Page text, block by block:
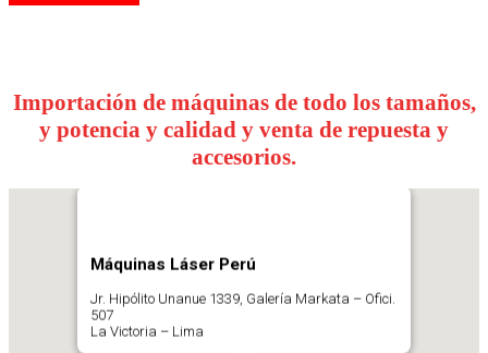
Importación de máquinas de todo los tamaños,
y potencia y calidad y venta de repuesta y
accesorios.
Máquinas Láser Perú
Jr. Hipólito Unanue 1339, Galería Markata – Ofici.
507
La Victoria – Lima